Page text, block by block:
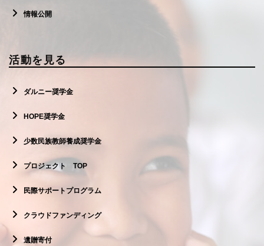
情報公開
活動を見る
ダルニー奨学金
HOPE奨学金
少数民族教師養成奨学金
プロジェクト TOP
民際サポートプログラム
クラウドファンディング
遺贈寄付